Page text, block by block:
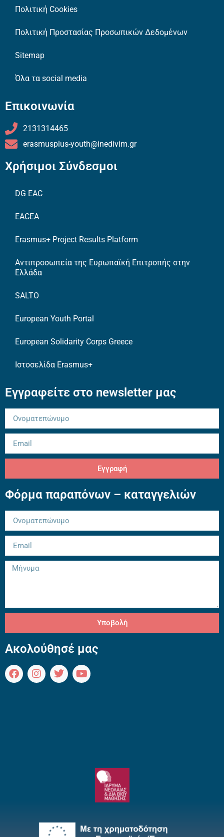
Πολιτική Cookies
Πολιτική Προστασίας Προσωπικών Δεδομένων
Sitemap
Όλα τα social media
Επικοινωνία
2131314465
erasmusplus-youth@inedivim.gr
Χρήσιμοι Σύνδεσμοι
DG EAC
EACEA
Erasmus+ Project Results Platform
Αντιπροσωπεία της Ευρωπαϊκή Επιτροπής στην
Ελλάδα
SALTO
European Youth Portal
European Solidarity Corps Greece
Ιστοσελίδα Erasmus+
Εγγραφείτε στο newsletter μας
Εγγραφή
Φόρμα παραπόνων – καταγγελιών
Υποβολή
Ακολούθησέ μας